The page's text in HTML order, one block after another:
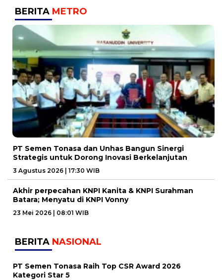
BERITA METRO
PT Semen Tonasa dan Unhas Bangun Sinergi
Strategis untuk Dorong Inovasi Berkelanjutan
3 Agustus 2026 | 17:30 WIB
Akhir perpecahan KNPI Kanita & KNPI Surahman
Batara; Menyatu di KNPI Vonny
23 Mei 2026 | 08:01 WIB
BERITA NASIONAL
PT Semen Tonasa Raih Top CSR Award 2026
Kategori Star 5